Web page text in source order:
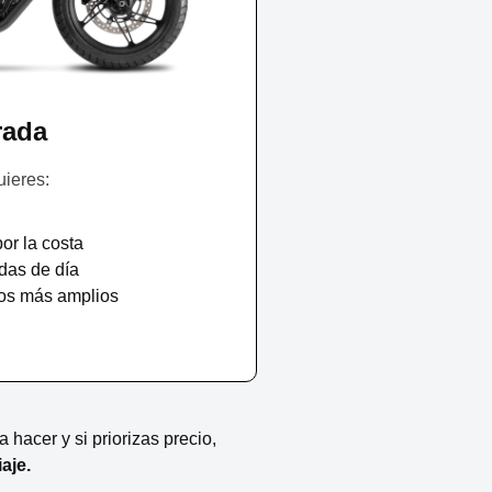
la costa
de día
más amplios
hacer y si priorizas precio,